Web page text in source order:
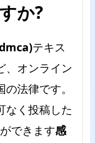
か?
テキス
、オンライン
法律です。
なく投稿した
できます感